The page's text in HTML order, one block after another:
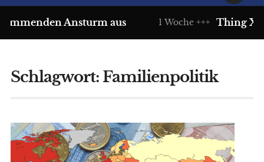
Ansturm aus 1 Woche +++ Thing XI:
Schlagwort: Familienpolitik